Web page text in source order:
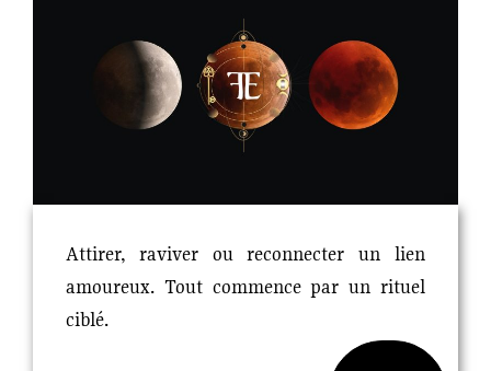
Attirer, raviver ou reconnecter un lien
amoureux. Tout commence par un rituel
ciblé.